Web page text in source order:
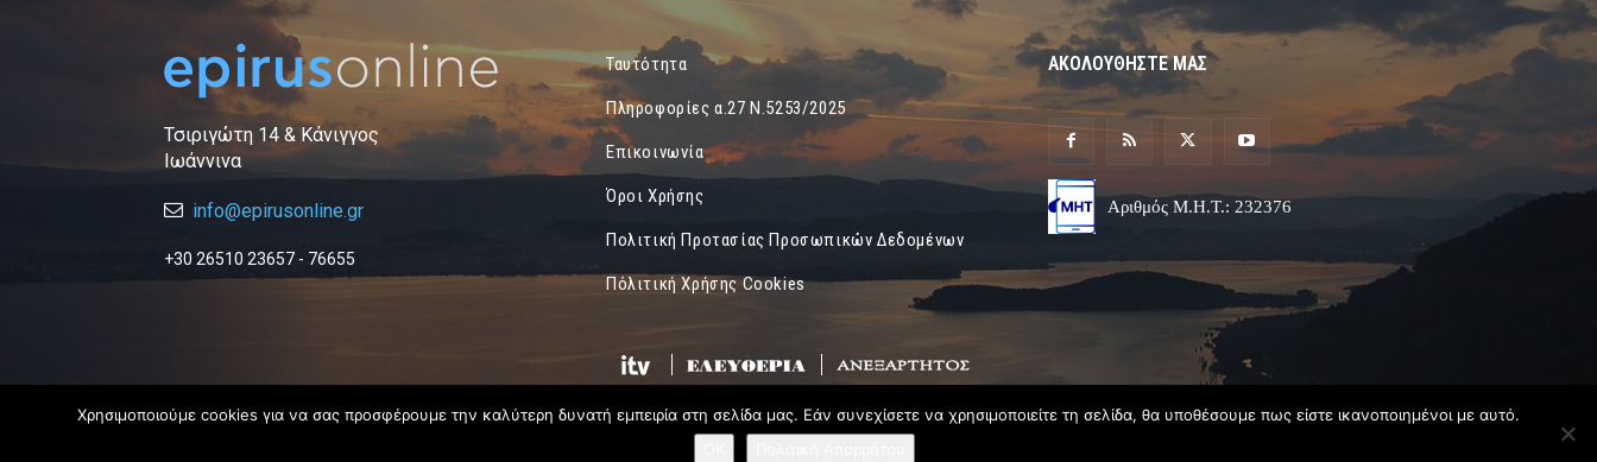
Τσιριγώτη 14 & Κάνιγγος
Ιωάννινα
info@epirusonline.gr
+30 26510 23657 - 76655
Ταυτότητα
Πληροφορίες α.27 Ν.5253/2025
Επικοινωνία
Όροι Χρήσης
Πολιτική Προτασίας Προσωπικών Δεδομένων
Πόλιτική Χρήσης Cookies
ΑΚΟΛΟΥΘΗΣΤΕ ΜΑΣ
Αριθμός Μ.Η.Τ.: 232376
Χρησιμοποιούμε cookies για να σας προσφέρουμε την καλύτερη δυνατή εμπειρία στη σελίδα μας. Εάν συνεχίσετε να χρησιμοποιείτε τη σελίδα, θα υποθέσουμε πως είστε ικανοποιημένοι με αυτό.